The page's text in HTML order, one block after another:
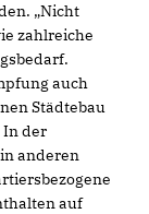
„Nicht
zahlreiche
auch
Städtebau
In der
anderen
auf